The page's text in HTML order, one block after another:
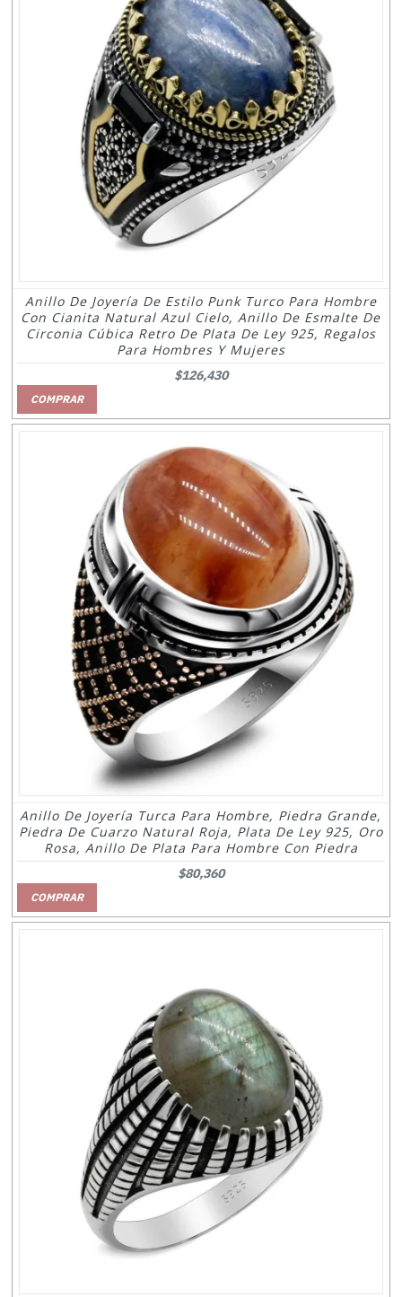
Anillo De Joyería De Estilo Punk Turco Para Hombre
Con Cianita Natural Azul Cielo, Anillo De Esmalte De
Circonia Cúbica Retro De Plata De Ley 925, Regalos
Para Hombres Y Mujeres
$126,430
COMPRAR
Anillo De Joyería Turca Para Hombre, Piedra Grande,
Piedra De Cuarzo Natural Roja, Plata De Ley 925, Oro
Rosa, Anillo De Plata Para Hombre Con Piedra
$80,360
COMPRAR